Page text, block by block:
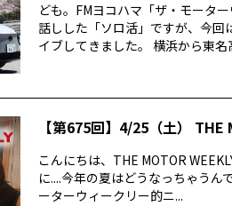
ども。FMヨコハマ「ザ・モータ
話しした「ソロ活」ですが、今回
イブしてきました。 横浜から東名
【第675回】4/25（土） THE
こんにちは、THE MOTOR
に....今年の夏はどうなっちゃう
ーターウィークリー的ニ...